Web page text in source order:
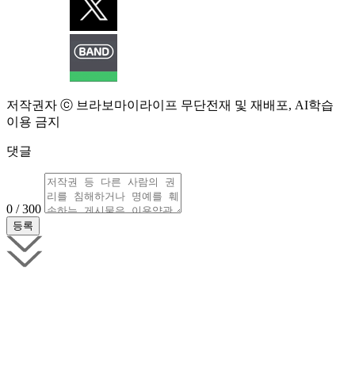
저작권자 ⓒ 브라보마이라이프 무단전재 및 재배포, AI학습
이용 금지
댓글
0 / 300